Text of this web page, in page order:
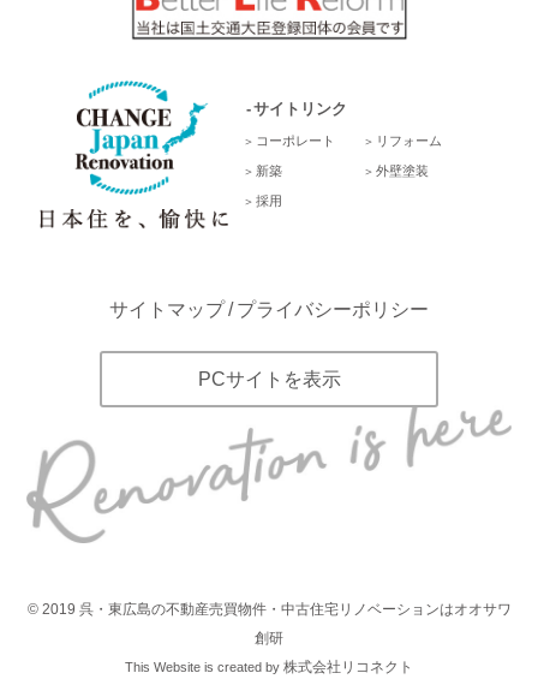
サイトリンク
コーポレート リフォーム
新築 外壁塗装
採用
サイトマップ プライバシーポリシー
PCサイトを表示
© 2019 呉・東広島の不動産売買物件・中古住宅リノベーションはオオサワ
創研
This Website is created by 株式会社リコネクト